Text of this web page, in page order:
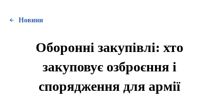
Новини
Оборонні закупівлі: хто
закуповує озброєння і
спорядження для армії